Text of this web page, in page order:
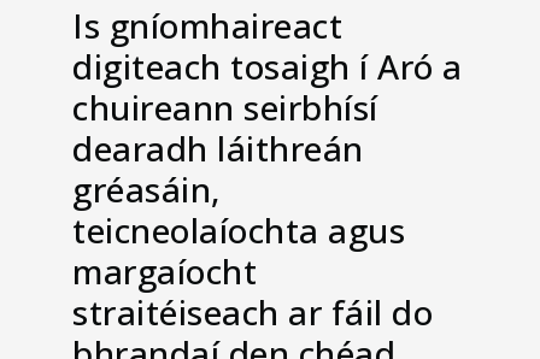
Is gníomhaireact
digiteach tosaigh í Aró a
chuireann seirbhísí
dearadh láithreán
gréasáin,
teicneolaíochta agus
margaíocht
straitéiseach ar fáil do